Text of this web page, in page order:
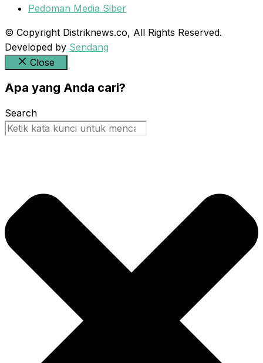
Pedoman Media Siber
© Copyright Distriknews.co, All Rights Reserved.
Developed by Sendang
Close
Apa yang Anda cari?
Search